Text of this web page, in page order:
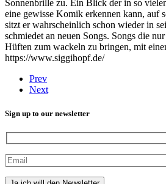
Sonnenbrille zu. Ein Blick der in so
eine gewisse Komik erkennen kann, auf
sitzt er wahrscheinlich schon wieder in
schmiedet an neuen Songs. Songs die
Hüften zum wackeln zu bringen, mit
https://www.siggihopf.de/
Prev
Next
Sign up to our newsletter